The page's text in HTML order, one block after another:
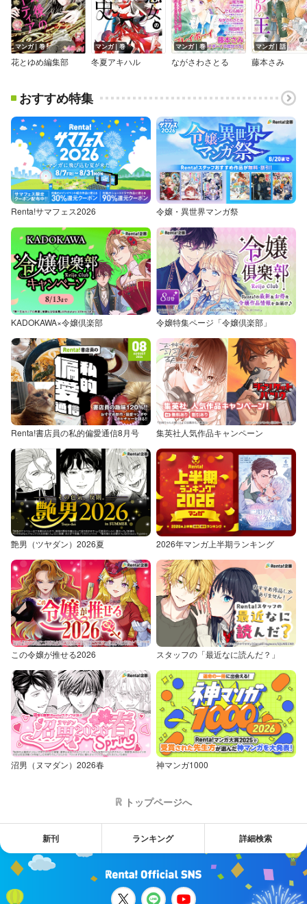
マンガ｜巻
花とゆめ編集部
マンガ｜巻
冬夏アキハル
マンガ｜巻
ながさわさとる
マンガ｜話
藤本さみ
おすすめ特集
Renta!サマフェス2026 令嬢・異世界マンガ祭
KADOKAWA×令嬢倶楽部 令嬢特集ページ「令嬢倶楽部」
Renta!書店員の私的偏愛通信8月号 集英社人気作品キャンペーン
艶男（ツヤダン）2026夏 2026年マンガ上半期ランキング
この令嬢が推せる2026 スタッフの「最近なに読んだ？」
沼男（ヌマダン）2026春 神マンガ1000
トップページへ
新刊 ランキング 詳細検索